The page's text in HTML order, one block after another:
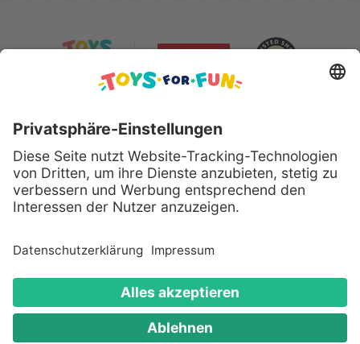
Sicher bezahlen mit:
Alle genannten Produkte und Logos sind eingetragene
Warenzeichen der jeweiligen Hersteller.
Copyright © 2008 - 2026 Toys for Fun GmbH - Alle
Rechte vorbehalten